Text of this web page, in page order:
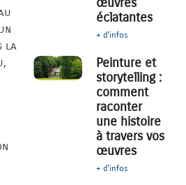
la
éclatantes
+ d'infos
Peinture et
storytelling :
comment
raconter
une histoire
à travers vos
œuvres
+ d'infos